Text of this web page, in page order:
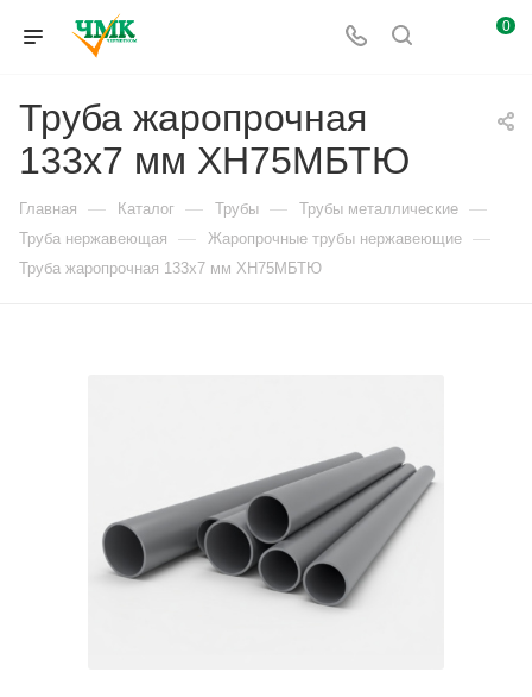
0
Труба жаропрочная
133х7 мм ХН75МБТЮ
Главная — Каталог — Трубы — Трубы металлические —
Труба нержавеющая — Жаропрочные трубы нержавеющие —
Труба жаропрочная 133х7 мм ХН75МБТЮ